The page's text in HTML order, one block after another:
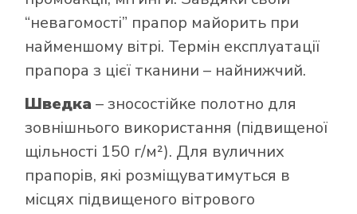
“невагомості” прапор майорить при
найменшому вітрі. Термін експлуатації
прапора з цієї тканини – найнижчий.
Шведка – зносостійке полотно для
зовнішнього використання (підвищеної
щільності 150 г/м²). Для вуличних
прапорів, які розміщуватимуться в
місцях підвищеного вітрового